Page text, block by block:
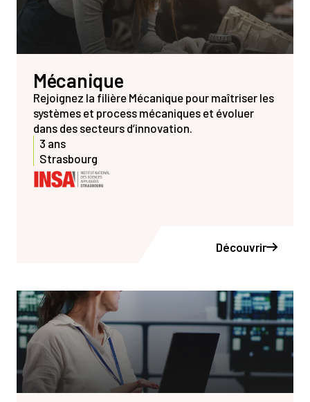
Mécanique
Rejoignez la filière Mécanique pour maîtriser les
systèmes et process mécaniques et évoluer
dans des secteurs d’innovation.
3 ans
Strasbourg
Découvrir